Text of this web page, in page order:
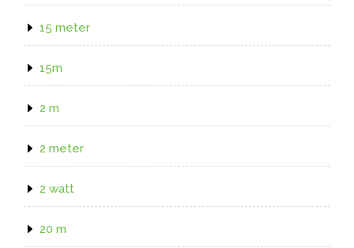
15 meter
15m
2 m
2 meter
2 watt
20 m